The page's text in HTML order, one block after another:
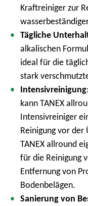
Kraftreiniger zur
Tägliche
alkalischen
ideal für die
stark
Intensivreinigung
kann TANEX
Intensivreiniger
Reinigung vor der
TANEX allround
für die Reinigung
Entfernung von
Bodenbelägen.
Sanierung von